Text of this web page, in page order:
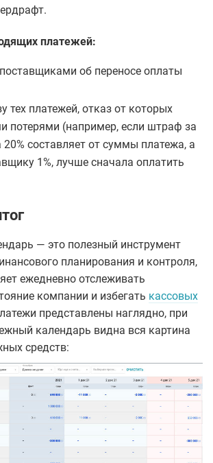
платежей:
об переносе оплаты
тех платежей, отказ от которых
потерями (например, если штраф за
20% составляет от суммы платежа, а
1%, лучше сначала оплатить
— это полезный инструмент
планирования и контроля,
ежедневно отслеживать
компании и избегать кассовых
представлены наглядно, при
календарь видна вся картина
средств: